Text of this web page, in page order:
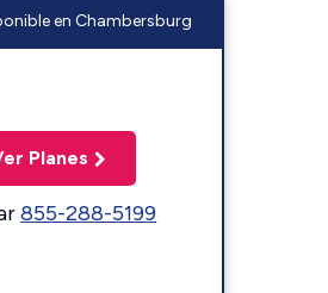
en Chambersburg
Planes
855-288-5199